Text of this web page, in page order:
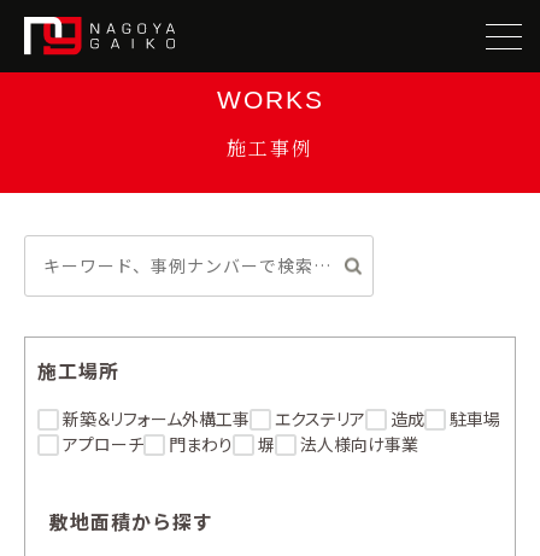
WORKS
施工事例
施工場所
新築＆リフォーム外構工事 エクステリア 造成
駐車場
アプローチ
門まわり 塀 法人様向け事業
敷地面積から探す